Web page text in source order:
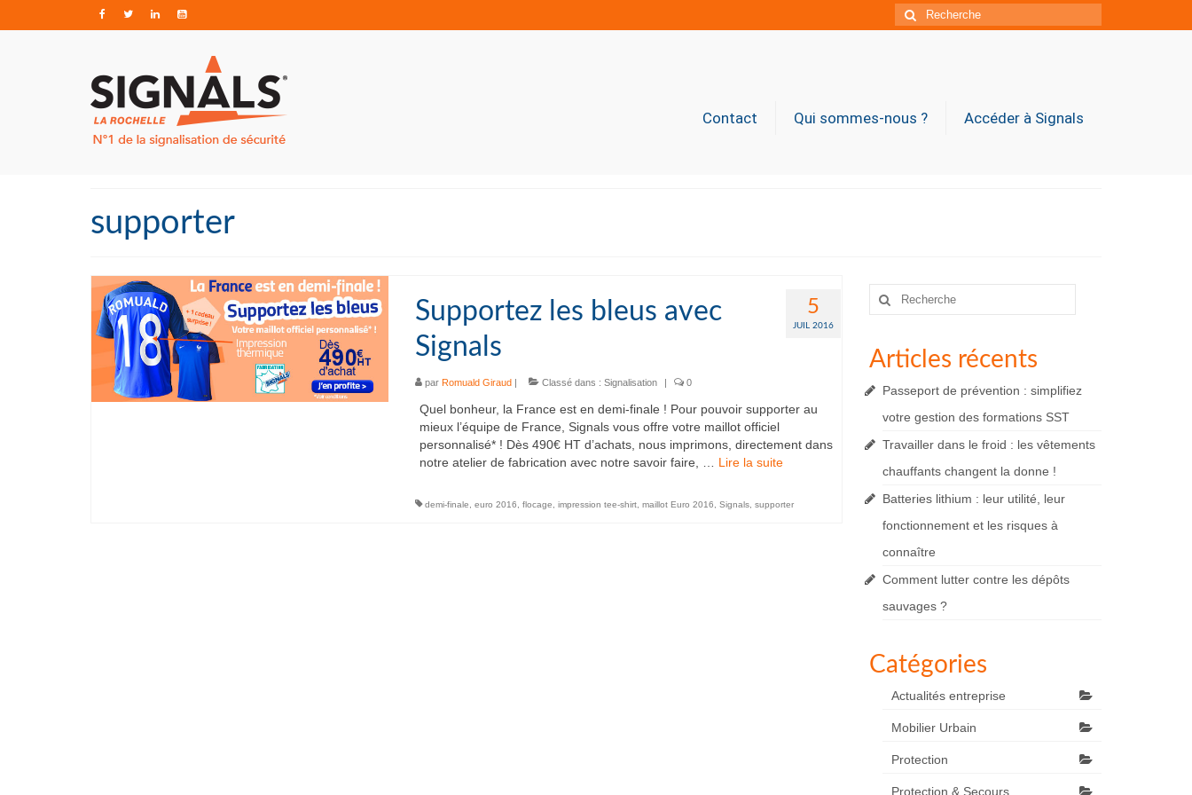
Rechercher
:
Contact Qui sommes-nous ? Accéder à Signals
supporter
5
JUIL 2016
Supportez les bleus avec
Signals
par Romuald Giraud| Classé dans : Signalisation | 0
Quel bonheur, la France est en demi-finale ! Pour pouvoir supporter au
mieux l’équipe de France, Signals vous offre votre maillot officiel
personnalisé* ! Dès 490€ HT d’achats, nous imprimons, directement dans
notre atelier de fabrication avec notre savoir faire, … Lire la suite­­
demi-finale euro 2016 flocage impression tee-shirt, maillot Euro 2016 Signals, supporter
Rechercher
Articles récents
Passeport de prévention : simplifiez
votre gestion des formations SST
Travailler dans le froid : les vêtements
chauffants changent la donne !
Batteries lithium : leur utilité, leur
fonctionnement et les risques à
connaître
Comment lutter contre les dépôts
sauvages ?
Catégories
Actualités entreprise
Mobilier Urbain
Protection
Protection & Secours